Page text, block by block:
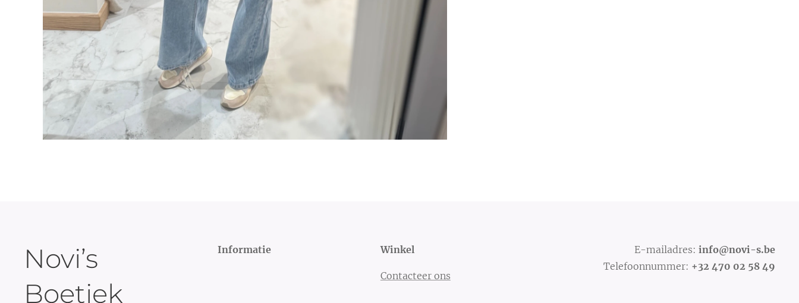
Novi’s
Boetiek
Informatie Winkel
Contacteer ons
E-mailadres: info@novi-s.be
Telefoonnummer: +32 470 02 58 49